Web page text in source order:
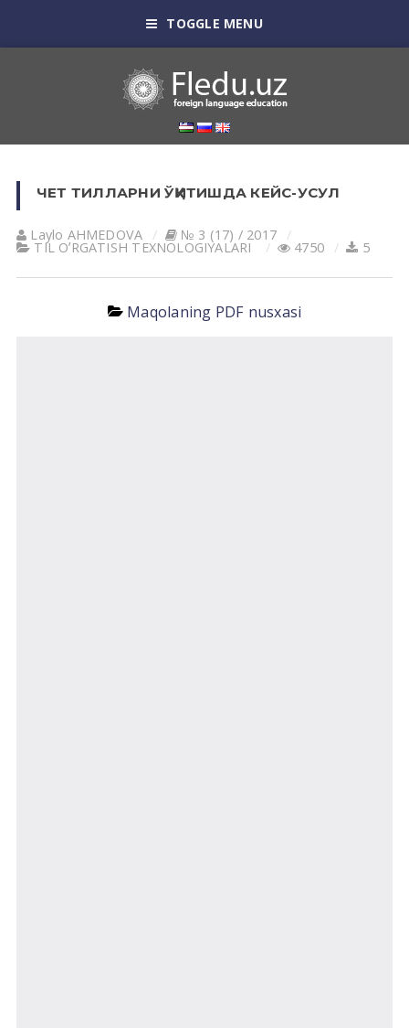
TOGGLE MENU
ЧЕТ ТИЛЛАРНИ ЎҚИТИШДА КЕЙС-УСУЛ
Laylo АHMEDOVА № 3 (17) / 2017
TIL OʼRGАTISH TEXNOLOGIYALАRI 4750 5
Maqolaning PDF nusxasi